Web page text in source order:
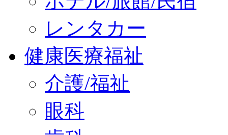
レンタカー
健康医療福祉
介護/福祉
眼科